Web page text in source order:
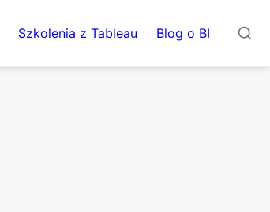
Szkolenia z Tableau Blog o BI